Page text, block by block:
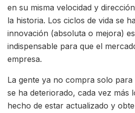
en su misma velocidad y
la historia. Los ciclos de vida se
innovación (absoluta o mejora)
indispensable para que el
empresa.
La gente ya no compra solo
se ha deteriorado, cada vez más
hecho de estar actualizado y